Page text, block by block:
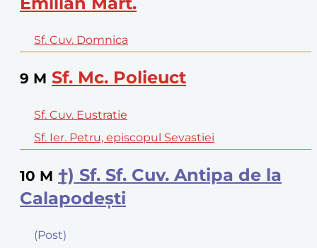
Sf. Cuv. Domnica
9 M Sf. Mc. Polieuct
Sf. Cuv. Eustratie
Sf. Ier. Petru, episcopul Sevastiei
10 M †) Sf. Sf. Cuv. Antipa de la
Calapodeşti
(Post)